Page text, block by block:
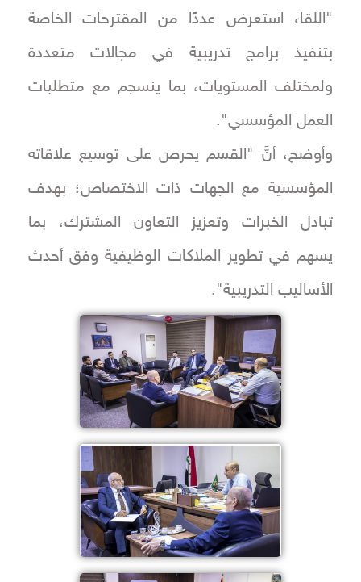
"اللقاء استعرض عددًا من المقترحات الخاصة
بتنفيذ برامج تدريبية في مجالات متعددة
ولمختلف المستويات، بما ينسجم مع متطلبات
العمل المؤسسي".
وأوضح، أنَّ "القسم يحرص على توسيع علاقاته
المؤسسية مع الجهات ذات الاختصاص؛ بهدف
تبادل الخبرات وتعزيز التعاون المشترك، بما
يسهم في تطوير الملاكات الوظيفية وفق أحدث
الأساليب التدريبية".